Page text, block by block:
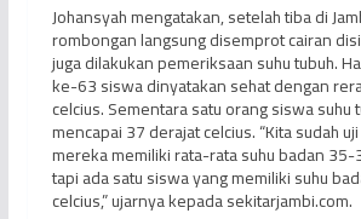
Johansyah mengatakan, setelah tiba di
rombongan langsung disemprot cairan
juga dilakukan pemeriksaan suhu tubuh.
ke-63 siswa dinyatakan sehat dengan
celcius. Sementara satu orang siswa suhu
mencapai 37 derajat celcius. “Kita sudah
mereka memiliki rata-rata suhu badan
tapi ada satu siswa yang memiliki suhu
celcius,” ujarnya kepada sekitarjambi.com.